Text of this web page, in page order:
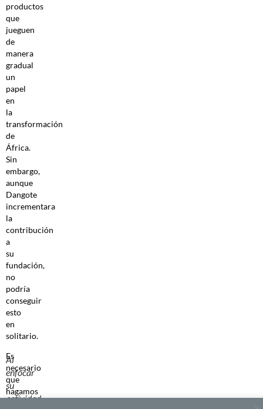
productos
que
jueguen
de
manera
gradual
un
papel
en
la
transformación
de
África.
Sin
embargo,
aunque
Dangote
incrementara
la
contribución
a
su
fundación,
no
podría
conseguir
esto
en
solitario.
Al
enfocar
su
actividad
Es
necesario
que
hagamos